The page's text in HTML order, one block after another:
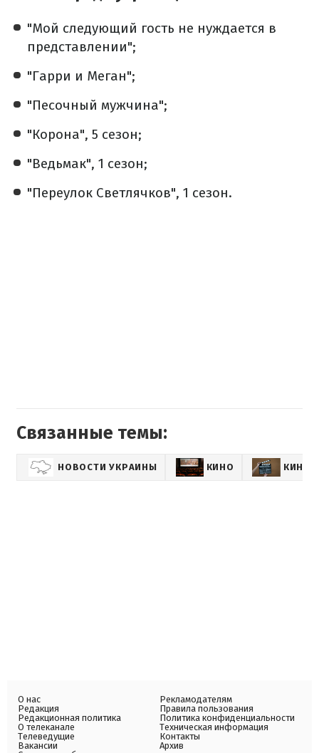
"Мой следующий гость не нуждается в
представлении";
"Гарри и Меган";
"Песочный мужчина";
"Корона", 5 сезон;
"Ведьмак", 1 сезон;
"Переулок Светлячков", 1 сезон.
Связанные темы:
НОВОСТИ УКРАИНЫ КИНО
О нас
Редакция
Редакционная политика
О телеканале
Телеведущие
Вакансии
Рекламодателям
Правила пользования
Политика конфиденциальности
Техническая информация
Контакты
Архив